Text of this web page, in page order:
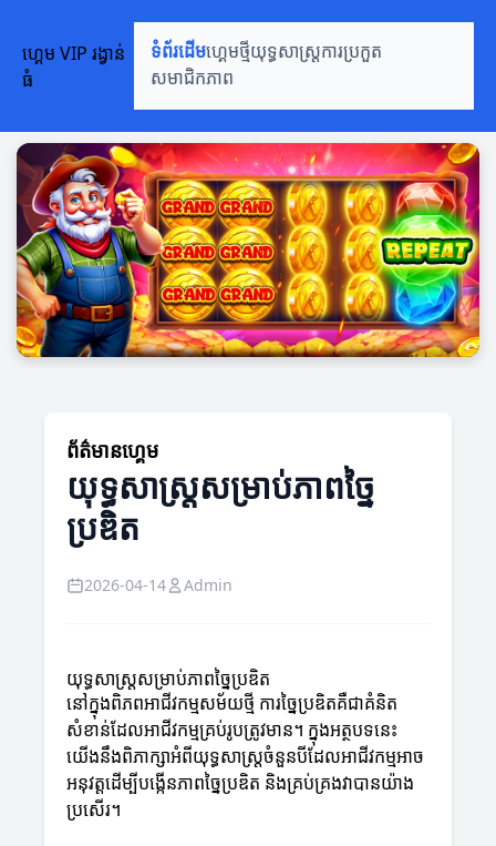
ហ្គេម VIP រង្វាន់
ធំ
ទំព័រដើមហ្គេមថ្មីយុទ្ធសាស្ត្រការប្រកួត
សមាជិកភាព
ព័ត៌មានហ្គេម
យុទ្ធសាស្ត្រសម្រាប់ភាពច្នៃ
ប្រឌិត
2026-04-14 Admin
យុទ្ធសាស្ត្រសម្រាប់ភាពច្នៃប្រឌិត
នៅក្នុងពិភពអាជីវកម្មសម័យថ្មី ការច្នៃប្រឌិតគឺជាគំនិត
សំខាន់ដែលអាជីវកម្មគ្រប់រូបត្រូវមាន។ ក្នុងអត្ថបទនេះ
យើងនឹងពិភាក្សាអំពីយុទ្ធសាស្ត្រចំនួនបីដែលអាជីវកម្មអាច
អនុវត្តដើម្បីបង្កើនភាពច្នៃប្រឌិត និងគ្រប់គ្រងវាបានយ៉ាង
ប្រសើរ។